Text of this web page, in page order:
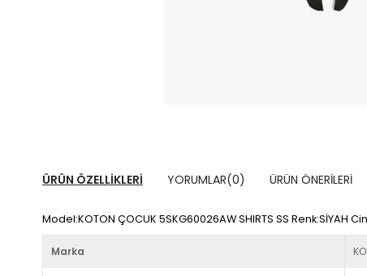
ÜRÜN ÖZELLIKLERI YORUMLAR(0) ÜRÜN ÖNERILERI
Model:KOTON ÇOCUK 5SKG60026AW SHIRTS SS Renk:SİYAH
Marka